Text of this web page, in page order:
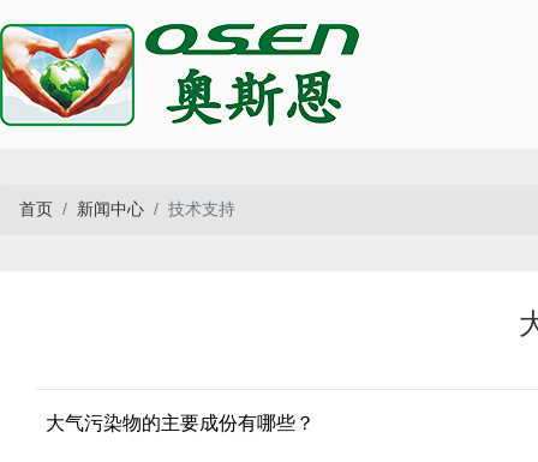
首页 新闻中心 技术支持
大气污染物的主要成份有哪些？